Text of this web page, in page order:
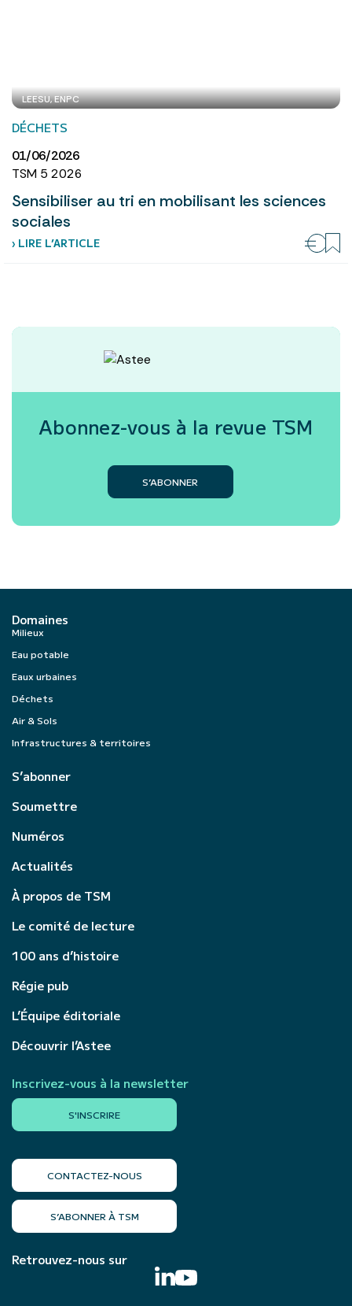
LEESU, ENPC
DÉCHETS
01/06/2026
TSM 5 2026
Sensibiliser au tri en mobilisant les sciences
sociales
› LIRE L’ARTICLE
Abonnez-vous à la revue TSM
S’ABONNER
Domaines
Milieux
Eau potable
Eaux urbaines
Déchets
Air & Sols
Infrastructures & territoires
S’abonner
Soumettre
Numéros
Actualités
À propos de TSM
Le comité de lecture
100 ans d’histoire
Régie pub
L’Équipe éditoriale
Découvrir l’Astee
Inscrivez-vous à la newsletter
S'INSCRIRE
CONTACTEZ-NOUS
S’ABONNER À TSM
Retrouvez-nous sur